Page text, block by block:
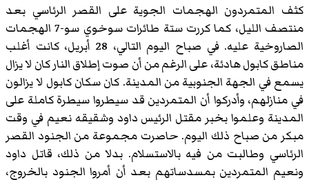
كثف المتمردون الهجمات الجوية على القصر الرئاسي بعد
منتصف الليل، كما كررت ستة طائرات سوخوي سو-7 الهجمات
الصاروخية عليه. في صباح اليوم التالي، 28 أبريل، كانت أغلب
مناطق كابول هادئة، على الرغم من أن صوت إطلاق النار كان لا يزال
يسمع في الجهة الجنوبية من المدينة. كان سكان كابول لا يزالون
في منازلهم، وأدركوا أن المتمردين قد سيطروا سيطرة كاملة على
المدينة وعلموا بخبر مقتل الرئيس داود وشقيقه نعيم في وقت
مبكر من صباح ذلك اليوم. حاصرت مجموعة من الجنود القصر
الرئاسي وطالبت من فيه بالاستسلام. بدلا من ذلك، قاتل داود
ونعيم المتمردين بمسدساتهم بعد أن أمروا الجنود بالخروج،